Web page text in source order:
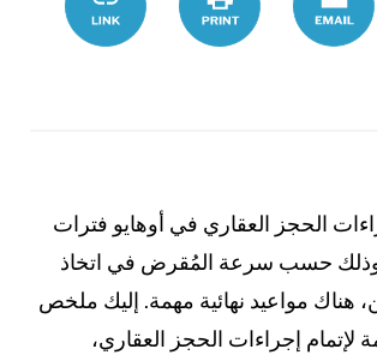
الحجز العقاري في أوهايو فترات
وذلك حسب سرعة المُقرض في اتخاذ
هناك مواعيد نهائية مهمة. إليك ملخص
لإتمام إجراءات الحجز العقاري،